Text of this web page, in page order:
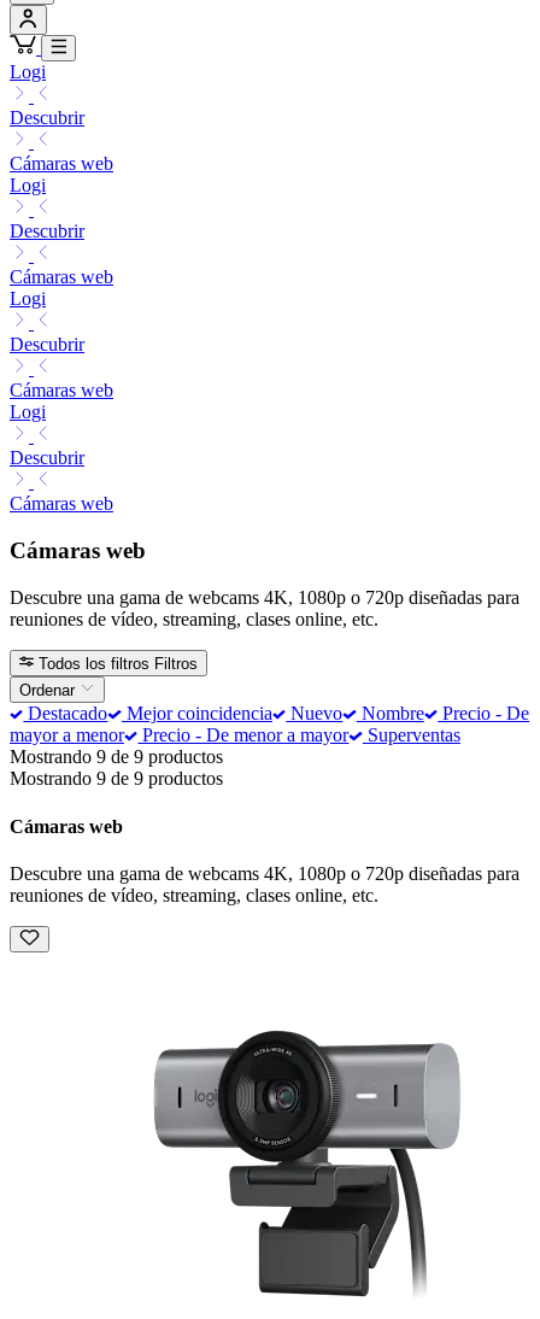
Logi
Descubrir
Cámaras web
Logi
Descubrir
Cámaras web
Logi
Descubrir
Cámaras web
Logi
Descubrir
Cámaras web
Cámaras web
Descubre una gama de webcams 4K, 1080p o 720p diseñadas para
reuniones de vídeo, streaming, clases online, etc.
Todos los filtros Filtros
Ordenar
Destacado Mejor coincidencia Nuevo Nombre
Precio - De
mayor a menor
Precio - De menor a mayor
Superventas
Mostrando 9 de 9 productos
Mostrando 9 de 9 productos
Cámaras web
Descubre una gama de webcams 4K, 1080p o 720p diseñadas para
reuniones de vídeo, streaming, clases online, etc.